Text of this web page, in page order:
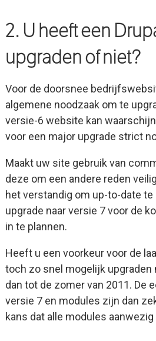
2. U heeft een
upgraden of niet?
Voor de doorsnee
algemene noodzaak om te
versie-6 website kan
voor een major upgrade strict
Maakt uw site gebruik van
deze om een andere reden
het verstandig om up-to-date te
upgrade naar versie 7 voor de
in te plannen.
Heeft u een voorkeur voor de
toch zo snel mogelijk upgraden
dan tot de zomer van 2011. De
versie 7 en modules zijn dan
kans dat alle modules